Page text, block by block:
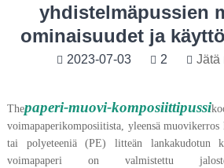
yhdistelmäpussien
ominaisuudet ja
2023-07-03 2 Jätä
Thepaperi-muovi-komposiittipussi
voimapaperikomposiitista, yleensä muovikerros
tai polyeteeniä (PE) litteän lankakudotun
voimapaperi on valmistettu